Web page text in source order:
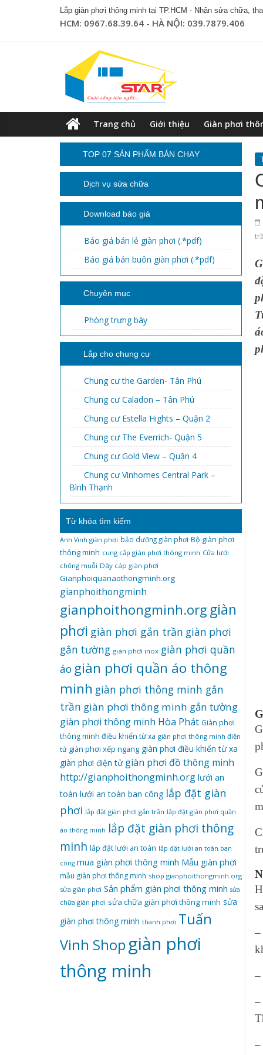
Lắp giàn phơi thông minh tại TP.HCM - Nhận sửa chữa,
HCM: 0967.68.39.64 - HÀ NỘI: 039.7879.406
Trang chủ Giới thiệu Giàn phơi
–
–
–
–
TOP 07 SẢN PHẨM BÁN CHẠY
Dịch vụ sửa chữa
Download báo giá
Báo giá bán lẻ giàn phơi (.*pdf)
Báo giá bán buôn giàn phơi (.*pdf)
Chuyên mục
Phòng trưng bày
Lắp cho chung cư
Chung cư the Garden- Tân Phú
Chung cư Caladon – Tân Phú
Chung cư Estella Hights – Quận 2
Chung cư The Everrich- Quận 5
Chung cư Gold View – Quận 4
Chung cư Vinhomes Central Park –
Bình Thạnh
Từ khóa tìm kiếm
Anh Vinh giàn phơi bảo dưỡng giàn phơi Bộ giàn phơi
thông minh cung cấp giàn phơi thông minh Cửa lưới
chống muỗi Dây cáp giàn phơi
Gianphoiquanaothongminh.org
gianphoithongminh
gianphoithongminh.org giàn
phơi giàn phơi gắn trần giàn phơi
gắn tường giàn phơi inox giàn phơi quần
áo giàn phơi quần áo thông
minh giàn phơi thông minh gắn
trần giàn phơi thông minh gắn tường
giàn phơi thông minh Hòa Phát Giàn phơi
thông minh điều khiển từ xa giàn phơi thông minh điện
tử giàn phơi xếp ngang giàn phơi điều khiển từ xa
giàn phơi điện tử giàn phơi đồ thông minh
http://gianphoithongminh.org lưới an
toàn lưới an toàn ban công lắp đặt giàn
phơi lắp đặt giàn phơi gắn trần lắp đặt giàn phơi quần
áo thông minh lắp đặt giàn phơi thông
minh lắp đặt lưới an toàn lắp đặt lưới an toàn ban
công mua giàn phơi thông minh Mẫu giàn phơi
mẫu giàn phơi thông minh shop gianphoithongminh.org
sửa giàn phơi Sản phẩm giàn phơi thông minh sửa
chữa giàn phơi sửa chữa giàn phơi thông minh sửa
giàn phơi thông minh thanh phơi Tuấn
Vinh Shop‌giàn‌ ‌phơi‌
‌thông‌ ‌minh